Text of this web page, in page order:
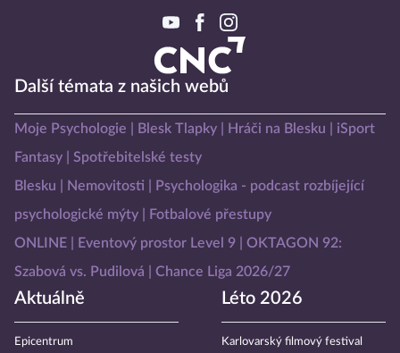
Další témata z našich webů
Moje Psychologie Blesk Tlapky Hráči na Blesku
iSport
Fantasy
Spotřebitelské testy
Blesku
Nemovitosti
Psychologika - podcast rozbíjející
psychologické mýty
Fotbalové přestupy
ONLINE
Eventový prostor Level 9
OKTAGON 92:
Szabová vs. Pudilová
Chance Liga 2026/27
Aktuálně
Epicentrum
Léto 2026
Karlovarský filmový festival